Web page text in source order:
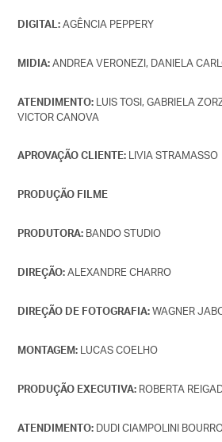
DIGITAL:AGÊNCIA PEPPERY
MIDIA:ANDREA VERONEZI, DANIELA
ATENDIMENTO:LUIS TOSI, GABRIELA
VICTOR CANOVA
APROVAÇÃO CLIENTE:LIVIA STRAMASSO
PRODUÇÃO FILME
PRODUTORA:BANDO STUDIO
DIREÇÃO:ALEXANDRE CHARRO
DIREÇÃO DE FOTOGRAFIA:WAGNER
MONTAGEM:LUCAS COELHO
PRODUÇÃO EXECUTIVA:ROBERTA
ATENDIMENTO:DUDI CIAMPOLINI